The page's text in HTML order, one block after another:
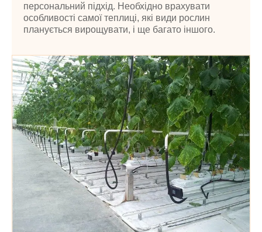
персональний підхід. Необхідно врахувати
особливості самої теплиці, які види рослин
планується вирощувати, і ще багато іншого.